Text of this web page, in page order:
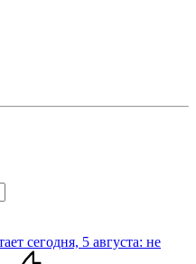
сегодня, 5 августа: не